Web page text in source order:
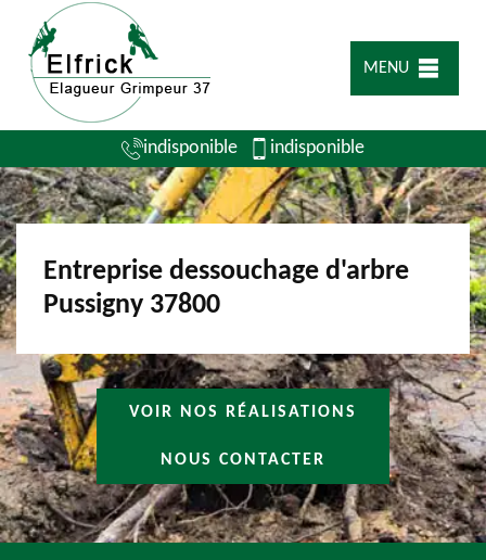
MENU
indisponible indisponible
Entreprise dessouchage d'arbre
Pussigny 37800
VOIR NOS RÉALISATIONS
NOUS CONTACTER